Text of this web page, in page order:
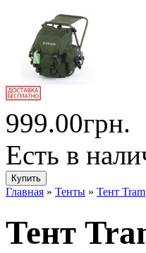
999.00грн.
Есть в
Главная » Тенты » Тент
Тент